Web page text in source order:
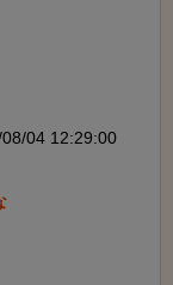
04 12:29:00